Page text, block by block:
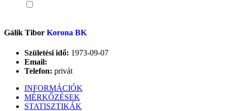
Gálik Tibor Korona BK
Születési idő: 1973-09-07
Email:
Telefon: privát
INFORMÁCIÓK
MÉRKŐZÉSEK
STATISZTIKÁK